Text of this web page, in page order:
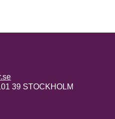
39 STOCKHOLM